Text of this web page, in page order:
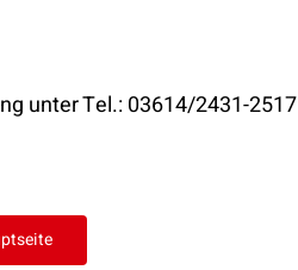
unter Tel.: 03614/2431-2517